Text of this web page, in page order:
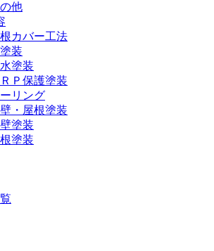
他
カバー工法
装
塗装
ＲＰ保護塗装
リング
・屋根塗装
塗装
塗装